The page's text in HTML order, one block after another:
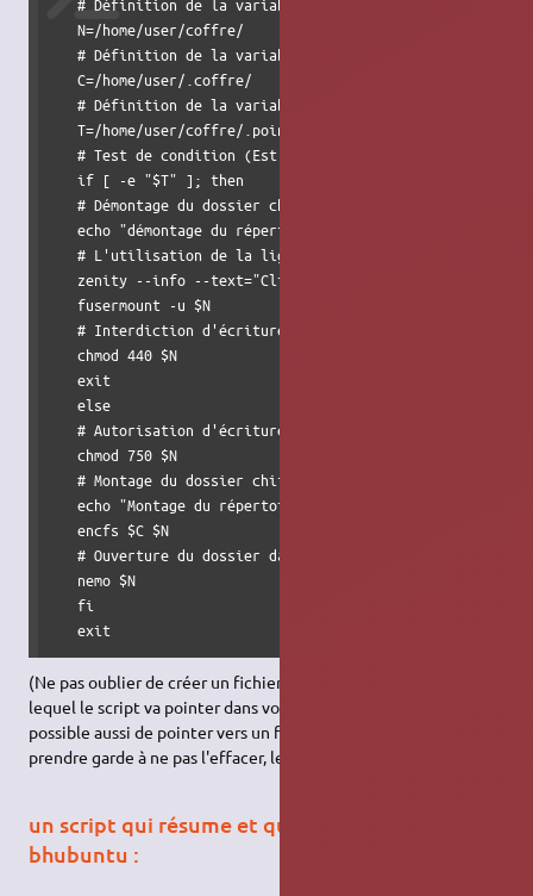
# Définition de la variable N, chemin du dossier
   N=/home/user/coffre/
# Définition de la variable C, chemin du dossier
   C=/home/user/.coffre/
# Définition de la variable T, chemin du fichier de
   T=/home/user/coffre/.pointeur.txt
# Test de condition (Est ce que le fichier
   if [ -e "$T" ]; then
   # Démontage du dossier chiffré
   echo "démontage du répertoire chiffré"
# L'utilisation de la ligne suivante est
zenity --info --text="Cliquez sur OK pour démonter le
   fusermount -u $N
   # Interdiction d'écriture dans le dossier Normal.
   chmod 440 $N
   exit
   else
   # Autorisation d'écriture sur le dossier déchiffré
   chmod 750 $N
   # Montage du dossier chiffré
echo "Montage du répertoire chiffré, entrer le mot de
   encfs $C $N
   # Ouverture du dossier dans Nemo
   nemo $N
   fi
   exit
(Ne pas oublier de créer un fichier (de préference caché) vers
lequel le script va pointer dans votre dossier chiffré. Il est
possible aussi de pointer vers un fichier existant mais il faudra
prendre garde à ne pas l'effacer, le déplacer ou le renommer)
un script qui résume et qui va bien par
bhubuntu :